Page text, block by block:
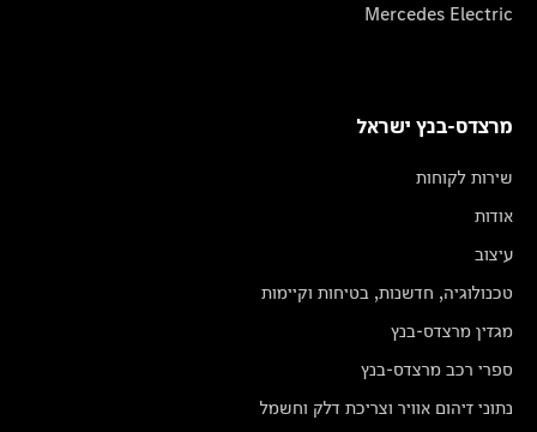
Mercedes Electric
מרצדס-בנץ ישראל
שירות לקוחות
אודות
עיצוב
טכנולוגיה, חדשנות, בטיחות וקיימות
מגזין מרצדס-בנץ
ספרי רכב מרצדס-בנץ
נתוני זיהום אוויר וצריכת דלק וחשמל